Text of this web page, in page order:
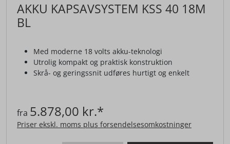
AKKU KAPSAVSYSTEM KSS 40 18M
BL
Med moderne 18 volts akku-teknologi
Utrolig kompakt og praktisk konstruktion
Skrå- og geringssnit udføres hurtigt og enkelt
fra 5.878,00 kr.*
Priser ekskl. moms plus forsendelsesomkostninger